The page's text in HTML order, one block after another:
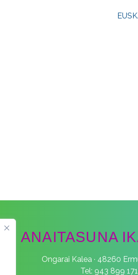
ANAITASUNA
Ongarai Kalea · 48260
Tel: 943 899 171